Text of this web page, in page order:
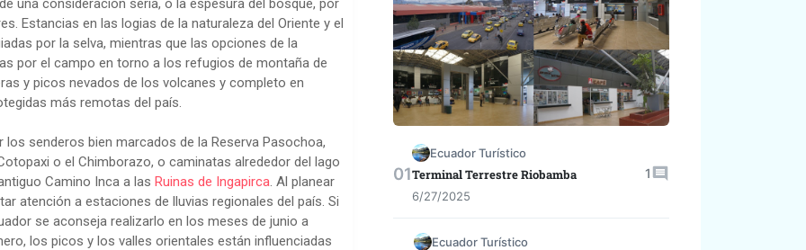
una consideración seria, o la espesura del bosque, por
Estancias en las logias de la naturaleza del Oriente y el
por la selva, mientras que las opciones de la
por el campo en torno a los refugios de montaña de
y picos nevados de los volcanes y completo en
más remotas del país.
senderos bien marcados de la Reserva Pasochoa,
o el Chimborazo, o caminatas alrededor del lago
Camino Inca a las Ruinas de Ingapirca. Al planear
atención a estaciones de lluvias regionales del país. Si
se aconseja realizarlo en los meses de junio a
los picos y los valles orientales están influenciadas
Ecuador Turístico
Terminal Terrestre Riobamba
6/27/2025
1
Ecuador Turístico